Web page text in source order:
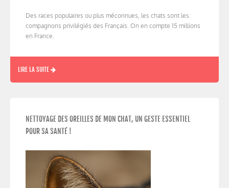
Des races populaires ou plus méconnues, les chats sont les
compagnons privilégiés des Français. On en compte 15 millions
en France.
LIRE LA SUITE
NETTOYAGE DES OREILLES DE MON CHAT, UN GESTE ESSENTIEL
POUR SA SANTÉ !